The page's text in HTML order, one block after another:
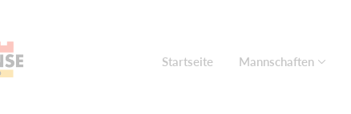
Startseite Mannschaften